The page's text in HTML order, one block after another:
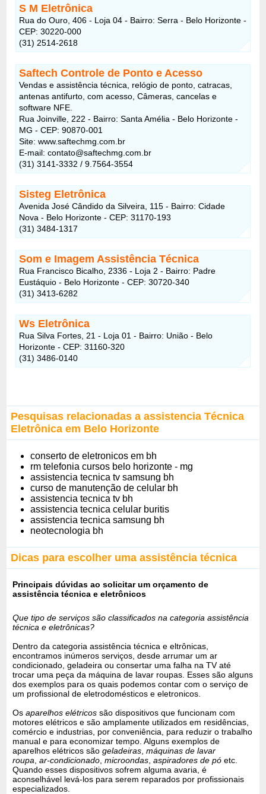
S M Eletrônica
Rua do Ouro, 406 - Loja 04 - Bairro: Serra - Belo Horizonte -
CEP: 30220-000
(31) 2514-2618
Saftech Controle de Ponto e Acesso
Vendas e assistência técnica, relógio de ponto, catracas,
antenas antifurto, com acesso, Câmeras, cancelas e
software NFE.
Rua Joinville, 222 - Bairro: Santa Amélia - Belo Horizonte -
MG - CEP: 90870-001
Site: www.saftechmg.com.br
E-mail:contato@saftechmg.com.br
(31) 3141-3332 / 9.7564-3554
Sisteg Eletrônica
Avenida José Cândido da Silveira, 115 - Bairro: Cidade
Nova - Belo Horizonte - CEP: 31170-193
(31) 3484-1317
Som e Imagem Assistência Técnica
Rua Francisco Bicalho, 2336 - Loja 2 - Bairro: Padre
Eustáquio - Belo Horizonte - CEP: 30720-340
(31) 3413-6282
Ws Eletrônica
Rua Silva Fortes, 21 - Loja 01 - Bairro: União - Belo
Horizonte - CEP: 31160-320
(31) 3486-0140
Pesquisas relacionadas a assistencia Técnica
Eletrônica em Belo Horizonte
conserto de eletronicos em bh
rm telefonia cursos belo horizonte - mg
assistencia tecnica tv samsung bh
curso de manutenção de celular bh
assistencia tecnica tv bh
assistencia tecnica celular buritis
assistencia tecnica samsung bh
neotecnologia bh
Dicas para escolher uma assistência técnica
Principais dúvidas ao solicitar um orçamento de
assistência técnica e eletrônicos
Que tipo de serviços são classificados na categoria assistência
técnica e eletrônicas?
Dentro da categoria assistência técnica e eltrônicas,
encontramos inúmeros serviços, desde arrumar um ar
condicionado, geladeira ou consertar uma falha na TV até
trocar uma peça da máquina de lavar roupas. Esses são alguns
dos exemplos para os quais podemos contar com o serviço de
um profissional de eletrodomésticos e eletronicos.
Osaparelhos elétricos são dispositivos que funcionam com
motores elétricos e são amplamente utilizados em residências,
comércio e industrias, por conveniência, para reduzir o trabalho
manual e para economizar tempo. Alguns exemplos de
aparelhos elétricos sãogeladeiras ,máquinas de lavar
roupa ,ar-condicionado ,microondas ,aspiradores de pó etc.
Quando esses dispositivos sofrem alguma avaria, é
aconselhável levá-los para serem reparados por profissionais
especializados.